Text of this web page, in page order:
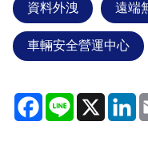
資料外洩 遠端
車輛安全營運中心
Facebook
Line X